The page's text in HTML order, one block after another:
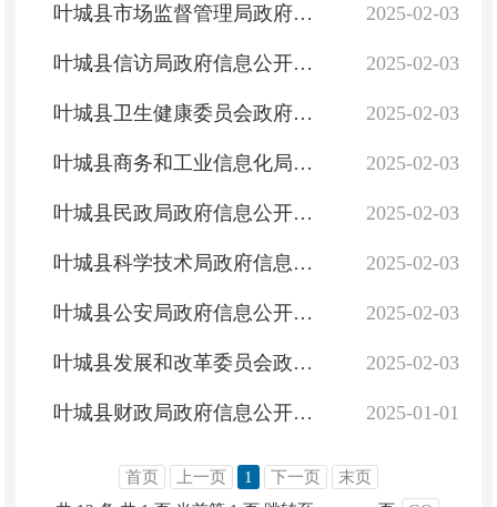
2025-02-03
叶城县市场监督管理局政府信息公开指南
2025-02-03
叶城县信访局政府信息公开指南
2025-02-03
叶城县卫生健康委员会政府信息公开指南
2025-02-03
叶城县商务和工业信息化局政府信息公开指南
2025-02-03
叶城县民政局政府信息公开指南
2025-02-03
叶城县科学技术局政府信息公开指南
2025-02-03
叶城县公安局政府信息公开指南
2025-02-03
叶城县发展和改革委员会政府信息公开指南
2025-01-01
叶城县财政局政府信息公开指南
首页 上一页 1 下一页
末页